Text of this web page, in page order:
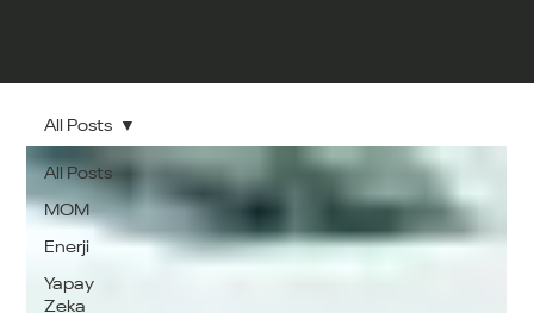
All Posts
MOM
Enerji
Yapay
Zeka
All Posts